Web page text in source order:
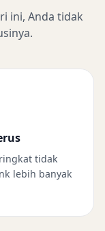
ini, Anda tidak
tidak
lebih banyak